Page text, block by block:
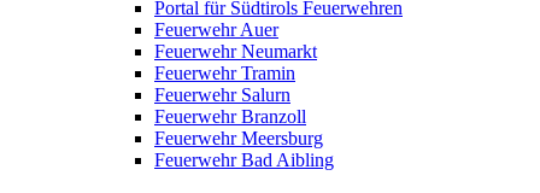
Portal für Südtirols Feuerwehren
Feuerwehr Auer
Feuerwehr Neumarkt
Feuerwehr Tramin
Feuerwehr Salurn
Feuerwehr Branzoll
Feuerwehr Meersburg
Feuerwehr Bad Aibling